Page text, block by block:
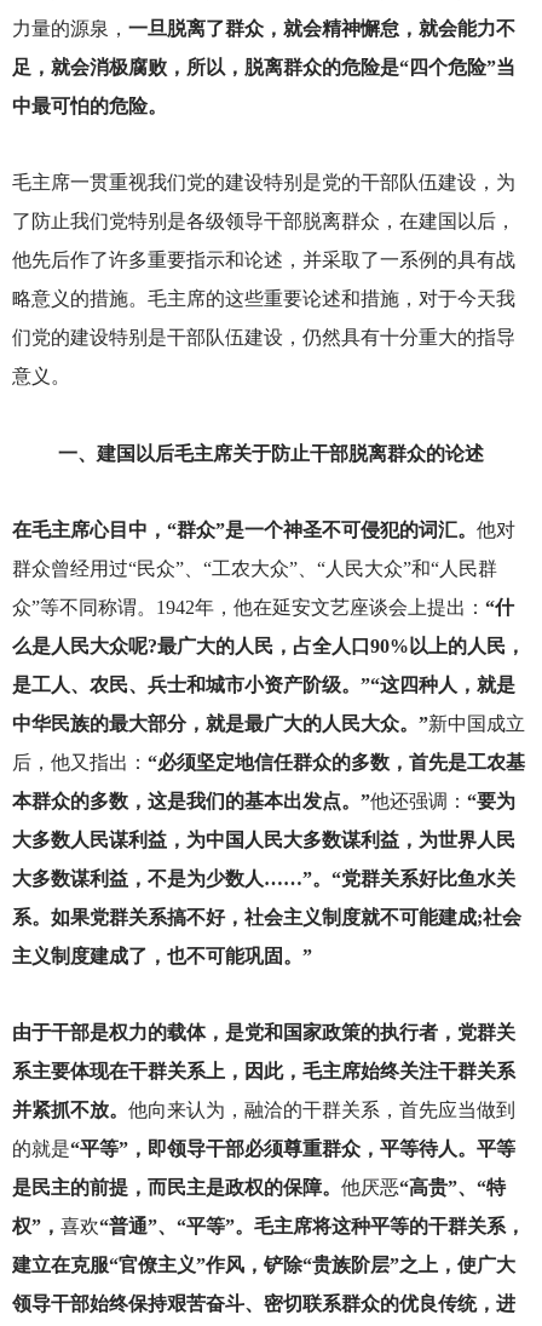
力量的源泉， 一旦脱离了群众，就会精神懈怠，就会能力不
足，就会消极腐败，所以，脱离群众的危险是“四个危险”当
中最可怕的危险。
毛主席一贯重视我们党的建设特别是党的干部队伍建设，为
了防止我们党特别是各级领导干部脱离群众，在建国以后，
他先后作了许多重要指示和论述，并采取了一系例的具有战
略意义的措施。毛主席的这些重要论述和措施，对于今天我
们党的建设特别是干部队伍建设，仍然具有十分重大的指导
意义。
一、建国以后毛主席关于防止干部脱离群众的论述
在毛主席心目中，“群众”是一个神圣不可侵犯的词汇。 他对
群众曾经用过“民众”、“工农大众”、“人民大众”和“人民群
众”等不同称谓。1942年，他在延安文艺座谈会上提出： “什
么是人民大众呢?最广大的人民，占全人口90%以上的人民，
是工人、农民、兵士和城市小资产阶级。”“这四种人，就是
中华民族的最大部分，就是最广大的人民大众。”新中国成立
后，他又指出： “必须坚定地信任群众的多数，首先是工农基
本群众的多数，这是我们的基本出发点。”他还强调： “要为
大多数人民谋利益，为中国人民大多数谋利益，为世界人民
大多数谋利益，不是为少数人……”。“党群关系好比鱼水关
系。如果党群关系搞不好，社会主义制度就不可能建成;社会
主义制度建成了，也不可能巩固。”
由于干部是权力的载体，是党和国家政策的执行者，党群关
系主要体现在干群关系上，因此，毛主席始终关注干群关系
并紧抓不放。 他向来认为，融洽的干群关系，首先应当做到
的就是“平等”，即领导干部必须尊重群众，平等待人。平等
是民主的前提，而民主是政权的保障。 他厌恶“高贵”、“特
权”， 喜欢“普通”、“平等”。毛主席将这种平等的干群关系，
建立在克服“官僚主义”作风，铲除“贵族阶层”之上，使广大
领导干部始终保持艰苦奋斗、密切联系群众的优良传统，进